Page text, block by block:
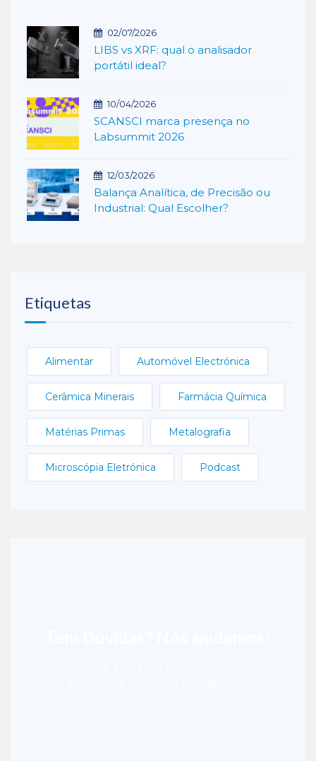
02/07/2026
LIBS vs XRF: qual o analisador
portátil ideal?
10/04/2026
SCANSCI marca presença no
Labsummit 2026
12/03/2026
Balança Analítica, de Precisão ou
Industrial: Qual Escolher?
Etiquetas
Alimentar Automóvel Electrónica
Cerâmica Minerais Farmácia Química
Matérias Primas Metalografia
Microscópia Eletrónica Podcast